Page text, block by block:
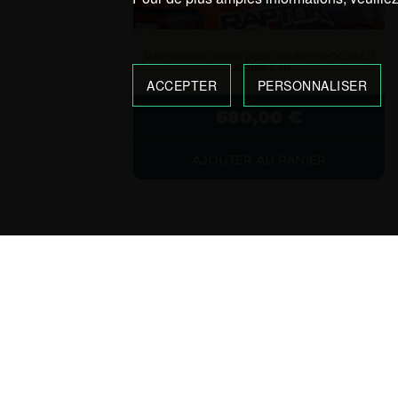
Double Cab
ACCEPTER PERSONNALISER